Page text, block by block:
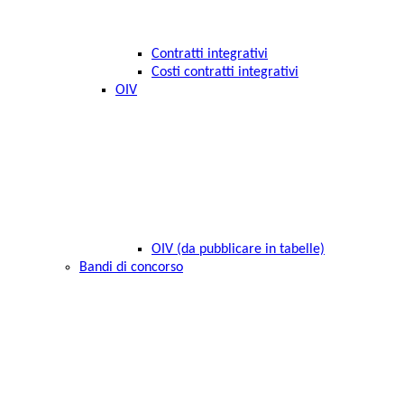
Contratti integrativi
Costi contratti integrativi
OIV
OIV (da pubblicare in tabelle)
Bandi di concorso